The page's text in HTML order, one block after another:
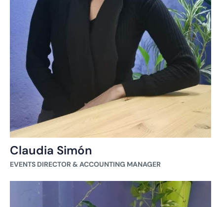
Claudia Simón
EVENTS DIRECTOR & ACCOUNTING MANAGER